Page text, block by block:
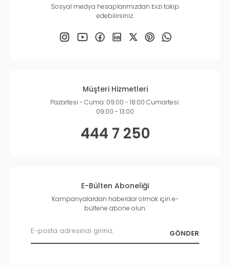
Sosyal medya hesaplarımızdan bizi takip
edebilirsiniz.
Müşteri Hizmetleri
Pazartesi - Cuma: 09:00 - 18:00 Cumartesi:
09:00 - 13:00
444 7 250
E-Bülten Aboneliği
Kampanyalardan haberdar olmak için e-
bültene abone olun.